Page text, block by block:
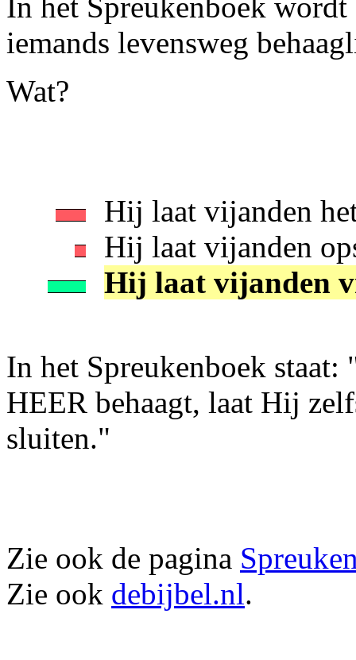
iemands levensweg
Wat?
Hij laat vijanden
Hij laat vijanden
Hij laat vijanden
In het Spreukenboek
HEER behaagt, laat Hij
sluiten."
Zie ook de pagina
Zie ook debijbel.nl.